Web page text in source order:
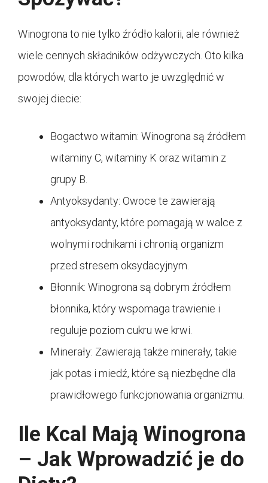
Winogrona to nie tylko źródło kalorii, ale również
wiele cennych składników odżywczych. Oto kilka
powodów, dla których warto je uwzględnić w
swojej diecie:
Bogactwo witamin: Winogrona są źródłem
witaminy C, witaminy K oraz witamin z
grupy B.
Antyoksydanty: Owoce te zawierają
antyoksydanty, które pomagają w walce z
wolnymi rodnikami i chronią organizm
przed stresem oksydacyjnym.
Błonnik: Winogrona są dobrym źródłem
błonnika, który wspomaga trawienie i
reguluje poziom cukru we krwi.
Minerały: Zawierają także minerały, takie
jak potas i miedź, które są niezbędne dla
prawidłowego funkcjonowania organizmu.
Ile Kcal Mają Winogrona
– Jak Wprowadzić je do